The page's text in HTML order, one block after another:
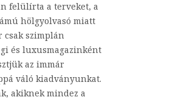
felülírta a terveket, a
hölgyolvasó miatt
csak szimplán
és luxusmagazinként
az immár
váló kiadványunkat.
akiknek mindez a